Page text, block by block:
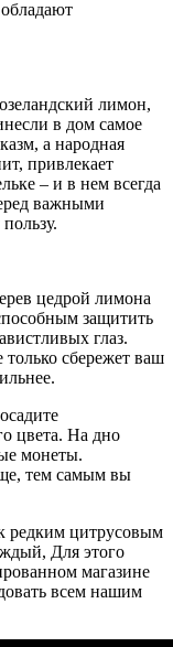
лимон,
в дом самое
а народная
привлекает
– и в нем всегда
важными
цедрой лимона
защитить
глаз.
сбережет ваш
цвета. На дно
монеты.
тем самым вы
редким цитрусовым
Для этого
магазине
всем нашим